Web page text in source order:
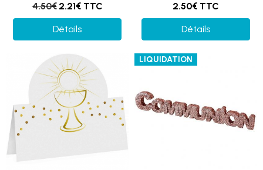
4.50€ 2.21€ TTC
Détails
2.50€ TTC
Détails
LIQUIDATION